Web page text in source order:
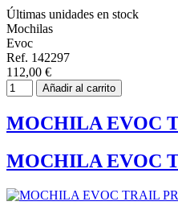
Últimas unidades en stock
Mochilas
Evoc
Ref. 142297
112,00 €
Añadir al carrito
MOCHILA EVOC
MOCHILA EVOC